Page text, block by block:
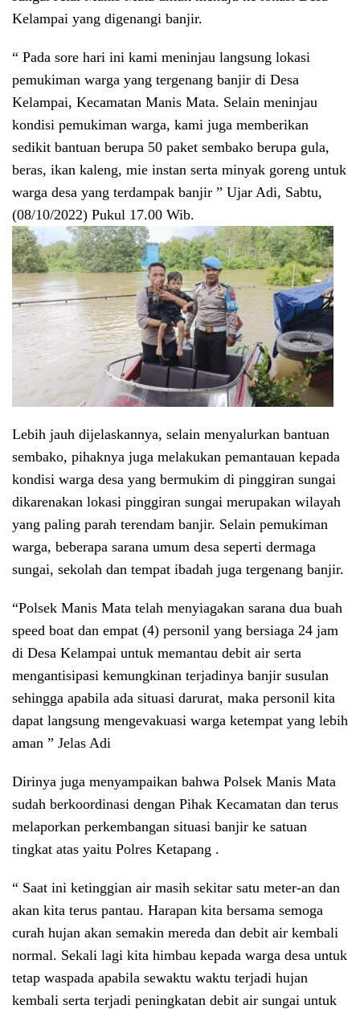
Kelampai yang digenangi banjir.
“ Pada sore hari ini kami meninjau langsung lokasi
pemukiman warga yang tergenang banjir di Desa
Kelampai, Kecamatan Manis Mata. Selain meninjau
kondisi pemukiman warga, kami juga memberikan
sedikit bantuan berupa 50 paket sembako berupa gula,
beras, ikan kaleng, mie instan serta minyak goreng untuk
warga desa yang terdampak banjir ” Ujar Adi, Sabtu,
(08/10/2022) Pukul 17.00 Wib.
Lebih jauh dijelaskannya, selain menyalurkan bantuan
sembako, pihaknya juga melakukan pemantauan kepada
kondisi warga desa yang bermukim di pinggiran sungai
dikarenakan lokasi pinggiran sungai merupakan wilayah
yang paling parah terendam banjir. Selain pemukiman
warga, beberapa sarana umum desa seperti dermaga
sungai, sekolah dan tempat ibadah juga tergenang banjir.
“Polsek Manis Mata telah menyiagakan sarana dua buah
speed boat dan empat (4) personil yang bersiaga 24 jam
di Desa Kelampai untuk memantau debit air serta
mengantisipasi kemungkinan terjadinya banjir susulan
sehingga apabila ada situasi darurat, maka personil kita
dapat langsung mengevakuasi warga ketempat yang lebih
aman ” Jelas Adi
Dirinya juga menyampaikan bahwa Polsek Manis Mata
sudah berkoordinasi dengan Pihak Kecamatan dan terus
melaporkan perkembangan situasi banjir ke satuan
tingkat atas yaitu Polres Ketapang .
“ Saat ini ketinggian air masih sekitar satu meter-an dan
akan kita terus pantau. Harapan kita bersama semoga
curah hujan akan semakin mereda dan debit air kembali
normal. Sekali lagi kita himbau kepada warga desa untuk
tetap waspada apabila sewaktu waktu terjadi hujan
kembali serta terjadi peningkatan debit air sungai untuk